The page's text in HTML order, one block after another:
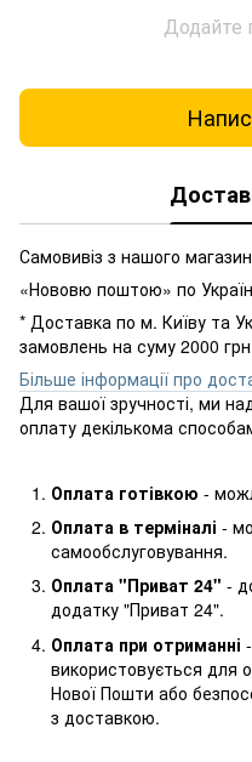
Додайте
Самовивіз з нашого
«Нововю поштою» по
* Доставка по м. Київу та
замовлень на суму 2000
Більше інформації про
Для вашої зручності, ми
оплату декількома
Оплата готівкою -
Оплата в терміналі -
самообслуговування.
Оплата "Приват 24" -
додатку "Приват 24".
Оплата при отриманні
використовується для
Нової Пошти або
з доставкою.